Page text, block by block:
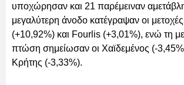
υποχώρησαν και 21 παρέμειναν
μεγαλύτερη άνοδο κατέγραψαν οι
(+10,92%) και Fourlis (+3,01%), ενώ τη
πτώση σημείωσαν οι Χαϊδεμένος (-
Κρήτης (-3,33%).